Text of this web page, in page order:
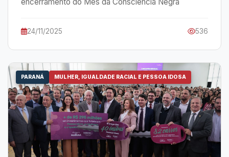
24/11/2025 536
PARANÁ MULHER, IGUALDADE RACIAL E PESSOA IDOSA